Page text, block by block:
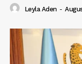
Leyla Aden -